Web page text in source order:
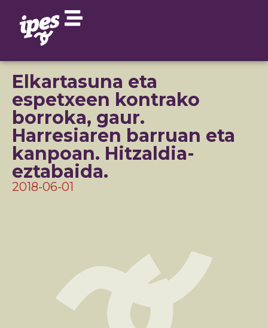
Elkartasuna eta
espetxeen kontrako
borroka, gaur.
Harresiaren barruan eta
kanpoan. Hitzaldia-
eztabaida.
2018-06-01